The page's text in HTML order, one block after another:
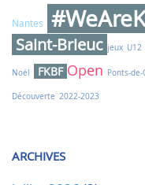
Nantes
Saint-Brieuc jeux U12
Noël FKBF Open Ponts-de-
Découverte 2022-2023
ARCHIVES